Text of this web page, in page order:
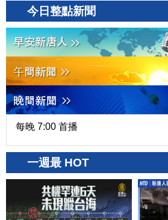
今日整點新聞
每晚 7:00 首播
一週最 HOT